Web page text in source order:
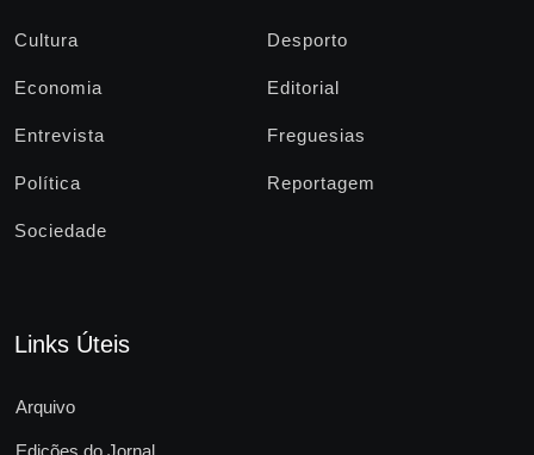
Cultura Desporto
Economia Editorial
Entrevista Freguesias
Política Reportagem
Sociedade
Links Úteis
Arquivo